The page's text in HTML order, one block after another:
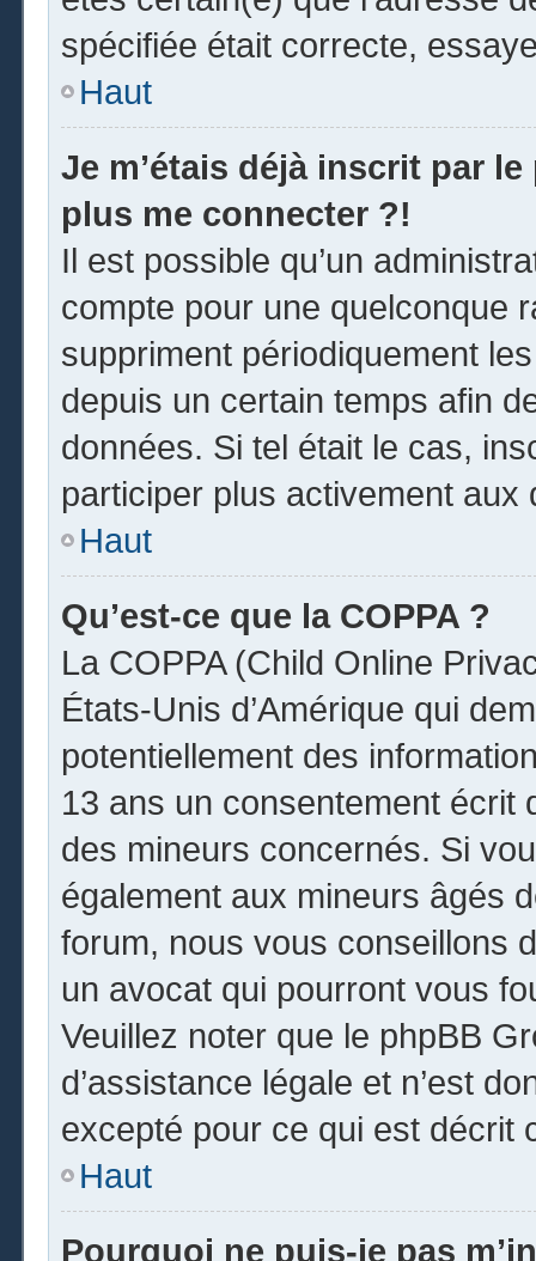
spécifiée était correcte,
Haut
Je m’étais déjà inscrit par
plus me connecter ?!
Il est possible qu’un
compte pour une quelconque
suppriment périodiquement
depuis un certain temps afin
données. Si tel était le cas,
participer plus activement
Haut
Qu’est-ce que la COPPA ?
La COPPA (Child Online
États-Unis d’Amérique qui
potentiellement des
13 ans un consentement écrit
des mineurs concernés. Si
également aux mineurs âgés
forum, nous vous conseillons
un avocat qui pourront vous
Veuillez noter que le phpBB
d’assistance légale et n’est
excepté pour ce qui est décrit
Haut
Pourquoi ne puis-je pas